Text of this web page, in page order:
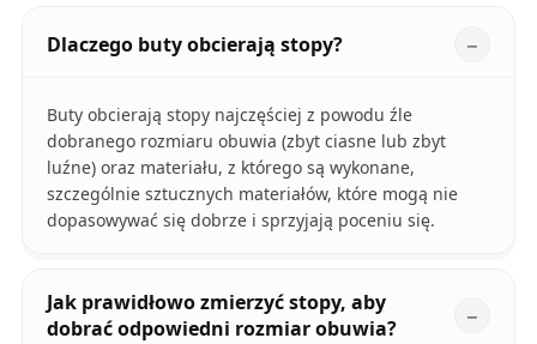
Dlaczego buty obcierają stopy?
Buty obcierają stopy najczęściej z powodu źle
dobranego rozmiaru obuwia (zbyt ciasne lub zbyt
luźne) oraz materiału, z którego są wykonane,
szczególnie sztucznych materiałów, które mogą nie
dopasowywać się dobrze i sprzyjają poceniu się.
Jak prawidłowo zmierzyć stopy, aby
dobrać odpowiedni rozmiar obuwia?